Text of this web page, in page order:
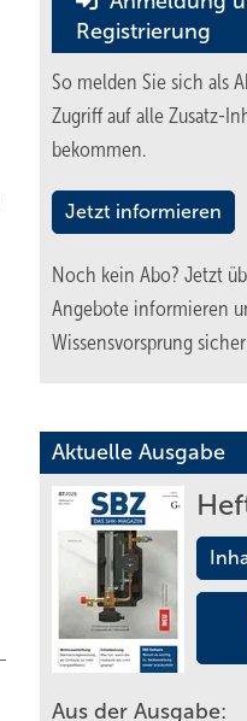
Registrierung
So melden Sie sich als
Zugriff auf alle Zusatz-
bekommen.
Jetzt informieren
Noch kein Abo? Jetzt
Angebote informieren
Wissensvorsprung
Aktuelle Ausgabe
Aus der Ausgabe: